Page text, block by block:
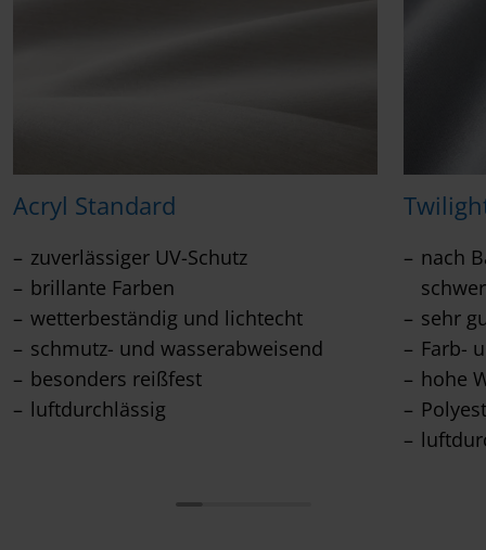
Acryl Standard
zuverlässiger UV-Schutz
brillante Farben
wetterbeständig und lichtecht
schmutz- und wasserabweisend
besonders reißfest
luftdurchlässig
nach
sehr
Farb-
hohe